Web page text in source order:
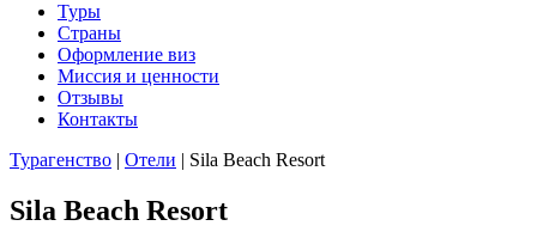
Туры
Страны
Оформление виз
Миссия и ценности
Отзывы
Контакты
Турагенство | Отели | Sila Beach Resort
Sila Beach Resort